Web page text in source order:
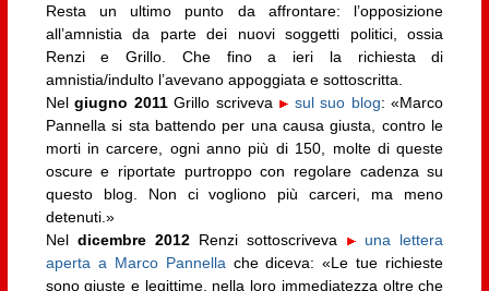
Resta un ultimo punto da affrontare: l’opposizione
all’amnistia da parte dei nuovi soggetti politici, ossia
Renzi e Grillo. Che fino a ieri la richiesta di
amnistia/indulto l’avevano appoggiata e sottoscritta.
Nelgiugno 2011Grillo scriveva sul suo blog: «Marco
Pannella si sta battendo per una causa giusta, contro le
morti in carcere, ogni anno più di 150, molte di queste
oscure e riportate purtroppo con regolare cadenza su
questo blog. Non ci vogliono più carceri, ma meno
detenuti.»
Nel dicembre 2012Renzi sottoscriveva
una lettera
aperta a Marco Pannella che diceva: «Le tue richieste
sono giuste e legittime, nella loro immediatezza oltre che